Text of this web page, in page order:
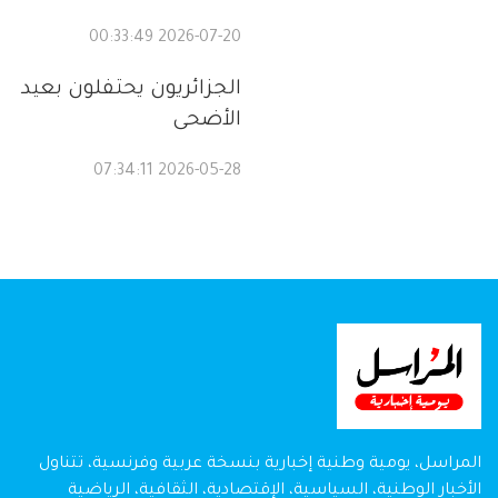
2026-07-20 00:33:49
الجزائريون يحتفلون بعيد
الأضحى
2026-05-28 07:34:11
المراسل، يومية وطنية إخبارية بنسخة عربية وفرنسية، تتناول
الأخبار الوطنية، السياسية، الإقتصادية، الثقافية، الرياضية